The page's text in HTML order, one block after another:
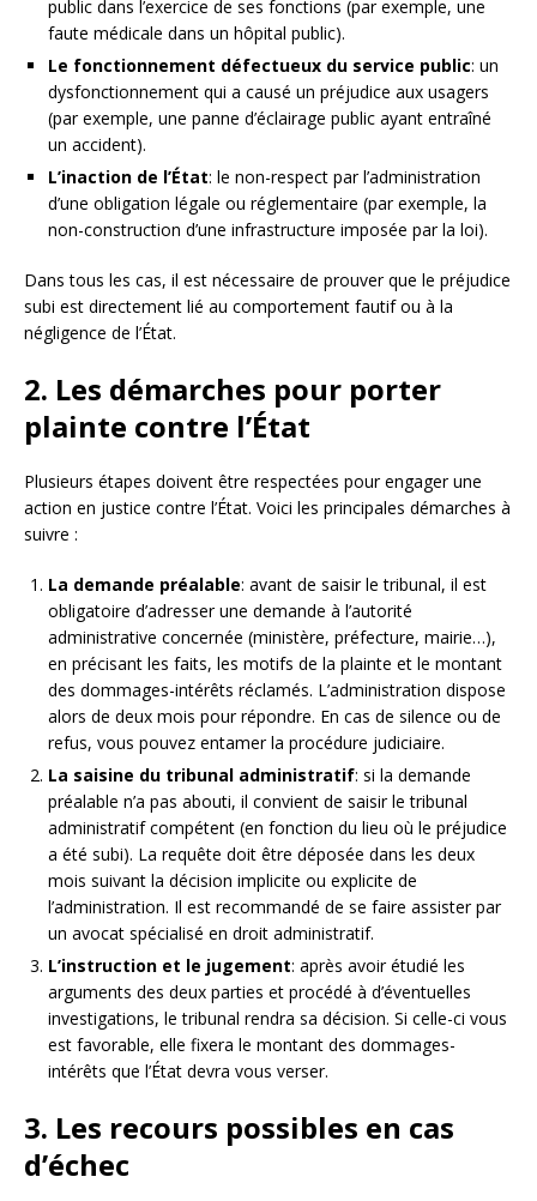
public dans l’exercice de ses fonctions (par exemple, une
faute médicale dans un hôpital public).
Le fonctionnement défectueux du service public: un
dysfonctionnement qui a causé un préjudice aux usagers
(par exemple, une panne d’éclairage public ayant entraîné
un accident).
L’inaction de l’État: le non-respect par l’administration
d’une obligation légale ou réglementaire (par exemple, la
non-construction d’une infrastructure imposée par la loi).
Dans tous les cas, il est nécessaire de prouver que le préjudice
subi est directement lié au comportement fautif ou à la
négligence de l’État.
2. Les démarches pour porter
plainte contre l’État
Plusieurs étapes doivent être respectées pour engager une
action en justice contre l’État. Voici les principales démarches à
suivre :
La demande préalable: avant de saisir le tribunal, il est
obligatoire d’adresser une demande à l’autorité
administrative concernée (ministère, préfecture, mairie…),
en précisant les faits, les motifs de la plainte et le montant
des dommages-intérêts réclamés. L’administration dispose
alors de deux mois pour répondre. En cas de silence ou de
refus, vous pouvez entamer la procédure judiciaire.
La saisine du tribunal administratif: si la demande
préalable n’a pas abouti, il convient de saisir le tribunal
administratif compétent (en fonction du lieu où le préjudice
a été subi). La requête doit être déposée dans les deux
mois suivant la décision implicite ou explicite de
l’administration. Il est recommandé de se faire assister par
un avocat spécialisé en droit administratif.
L’instruction et le jugement: après avoir étudié les
arguments des deux parties et procédé à d’éventuelles
investigations, le tribunal rendra sa décision. Si celle-ci vous
est favorable, elle fixera le montant des dommages-
intérêts que l’État devra vous verser.
3. Les recours possibles en cas
d’échec